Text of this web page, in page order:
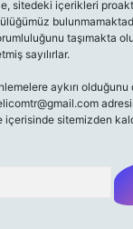
sitedeki içerikleri
taşımakta
sayılırlar.
aykırı olduğunu
sitemizden